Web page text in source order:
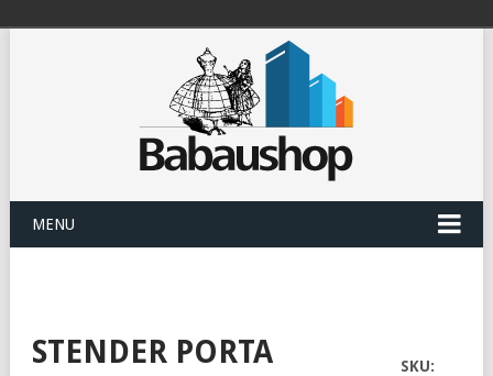
MENU
STENDER PORTA
SKU: